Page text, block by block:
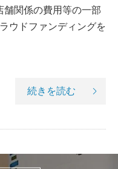
舗関係の費用等の一部
ウドファンディングを
続きを読む